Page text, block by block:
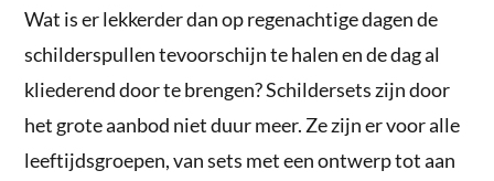
Wat is er lekkerder dan op regenachtige dagen de
schilderspullen tevoorschijn te halen en de dag al
kliederend door te brengen? Schildersets zijn door
het grote aanbod niet duur meer. Ze zijn er voor alle
leeftijdsgroepen, van sets met een ontwerp tot aan